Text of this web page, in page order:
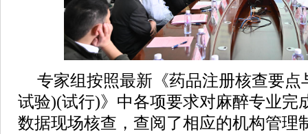
专家组按照最新《药品注册核查要点
试验)(试行)》中各项要求对麻醉专业完
数据现场核查，查阅了相应的机构管理